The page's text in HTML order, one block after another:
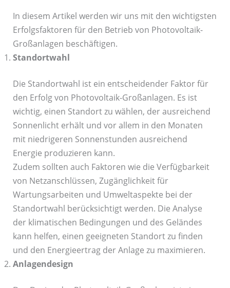
In diesem Artikel werden wir uns mit den wichtigsten
Erfolgsfaktoren für den Betrieb von Photovoltaik-
Großanlagen beschäftigen.
Standortwahl
Die Standortwahl ist ein entscheidender Faktor für
den Erfolg von Photovoltaik-Großanlagen. Es ist
wichtig, einen Standort zu wählen, der ausreichend
Sonnenlicht erhält und vor allem in den Monaten
mit niedrigeren Sonnenstunden ausreichend
Energie produzieren kann.
Zudem sollten auch Faktoren wie die Verfügbarkeit
von Netzanschlüssen, Zugänglichkeit für
Wartungsarbeiten und Umweltaspekte bei der
Standortwahl berücksichtigt werden. Die Analyse
der klimatischen Bedingungen und des Geländes
kann helfen, einen geeigneten Standort zu finden
und den Energieertrag der Anlage zu maximieren.
Anlagendesign